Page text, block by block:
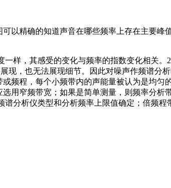
以精确的知道声音在哪些频率上存在主要峰
样，其感受的变化与频率的指数变化相关。
现，也无法展现细节。因此对噪声作频谱分
频程，每个小频带内的声能量被认为是均匀
用窄频带宽；如果是简单测量，则频率分析
分析仪类型和分析频率上限值确定；倍频程